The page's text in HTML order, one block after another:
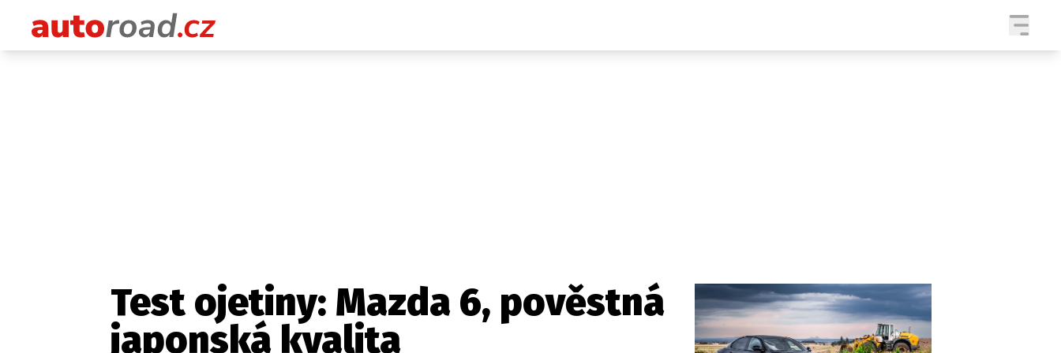
Český trh
Tuning
Test ojetiny: Mazda 6, pověstná
japonská kvalita